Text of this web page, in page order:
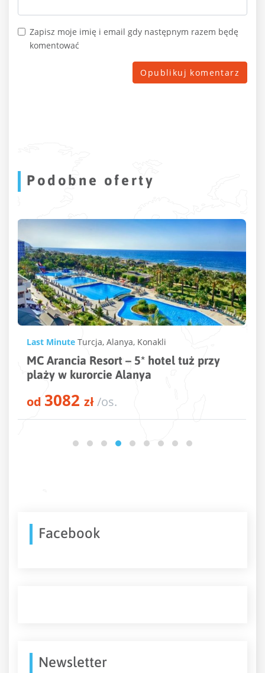
Zapisz moje imię i email gdy następnym razem będę
komentować
Podobne oferty
Last Minute Turcja,Alanya,Konakli
MC Arancia Resort – 5* hotel tuż przy
plaży w kurorcie Alanya
od3082zł/os.
Facebook
Newsletter